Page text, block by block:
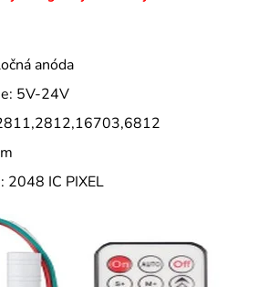
anóda
5V-24V
2048 IC PIXEL